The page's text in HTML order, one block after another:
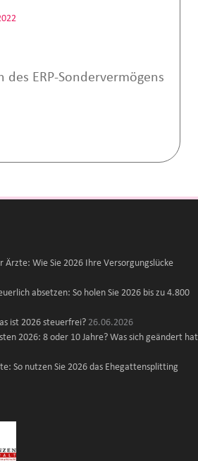
ERP-Sondervermögens
Wie Sie 2026 Ihre Versorgungslücke
absetzen: So holen Sie 2026 bis zu 4.800
ist 2026 steuerfrei? 26.06.2026
2026: 8 oder 10 Jahre? Was sich geändert hat
So nutzen Sie 2026 das Ehegattensplitting